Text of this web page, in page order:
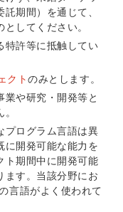
期間）を通じて、
してください。
特許等に抵触してい
クトのみとします。
業や研究・開発等と
プログラム言語は異
に開発可能な能力を
ト期間中に開発可能
ます。当該分野にお
言語がよく使われて